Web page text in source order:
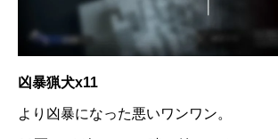
凶暴猟犬x11
より凶暴になった悪いワンワン。